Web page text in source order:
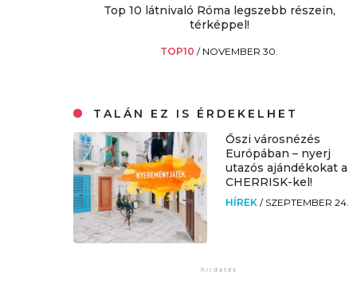
Top 10 látnivaló Róma legszebb részein,
térképpel!
TOP10/ NOVEMBER 30.
TALÁN EZ IS ÉRDEKELHET
Őszi városnézés
Európában – nyerj
utazós ajándékokat a
CHERRISK-kel!
HÍREK/ SZEPTEMBER 24.